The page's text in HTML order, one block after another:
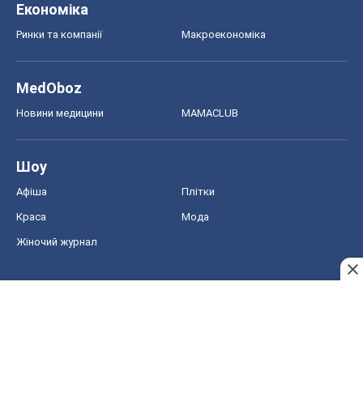
Економіка
Ринки та компанії Макроекономіка
MedOboz
Новини медицини MAMACLUB
Шоу
Афіша Плітки
Краса Мода
Жіночий журнал